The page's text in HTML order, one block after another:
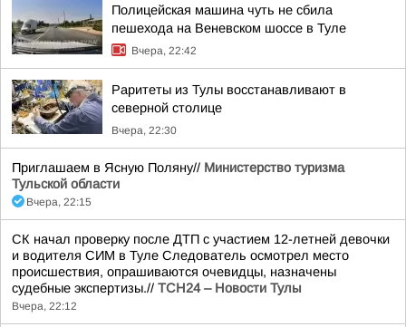
Полицейская машина чуть не сбила
пешехода на Веневском шоссе в Туле
Вчера, 22:42
Раритеты из Тулы восстанавливают в
северной столице
Вчера, 22:30
Приглашаем в Ясную Поляну// Министерство туризма
Тульской области
Вчера, 22:15
СК начал проверку после ДТП с участием 12-летней девочки
и водителя СИМ в Туле Следователь осмотрел место
происшествия, опрашиваются очевидцы, назначены
судебные экспертизы.// ТСН24 – Новости Тулы
Вчера, 22:12